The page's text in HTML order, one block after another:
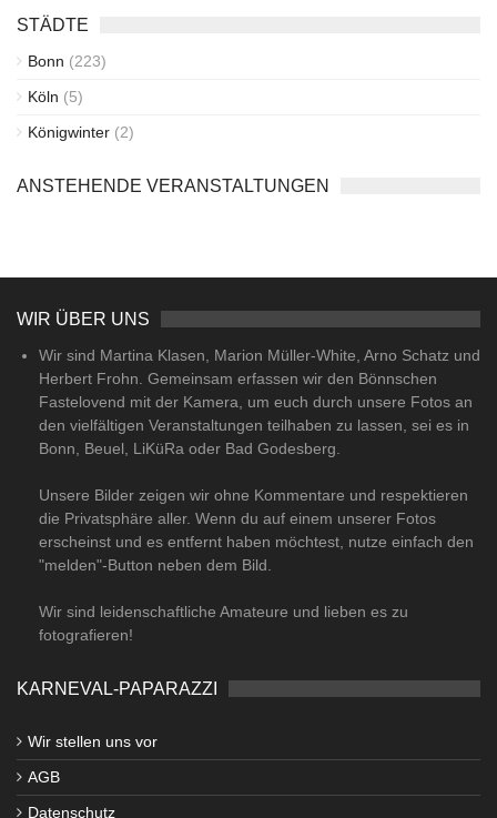
STÄDTE
Bonn (223)
Köln (5)
Königwinter (2)
ANSTEHENDE VERANSTALTUNGEN
WIR ÜBER UNS
Wir sind Martina Klasen, Marion Müller-White, Arno Schatz und
Herbert Frohn. Gemeinsam erfassen wir den Bönnschen
Fastelovend mit der Kamera, um euch durch unsere Fotos an
den vielfältigen Veranstaltungen teilhaben zu lassen, sei es in
Bonn, Beuel, LiKüRa oder Bad Godesberg.
Unsere Bilder zeigen wir ohne Kommentare und respektieren
die Privatsphäre aller. Wenn du auf einem unserer Fotos
erscheinst und es entfernt haben möchtest, nutze einfach den
"melden"-Button neben dem Bild.
Wir sind leidenschaftliche Amateure und lieben es zu
fotografieren!
KARNEVAL-PAPARAZZI
Wir stellen uns vor
AGB
Datenschutz